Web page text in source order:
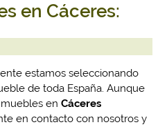
en Cáceres:
estamos seleccionando
de toda España. Aunque
en Cáceres
en contacto con nosotros y